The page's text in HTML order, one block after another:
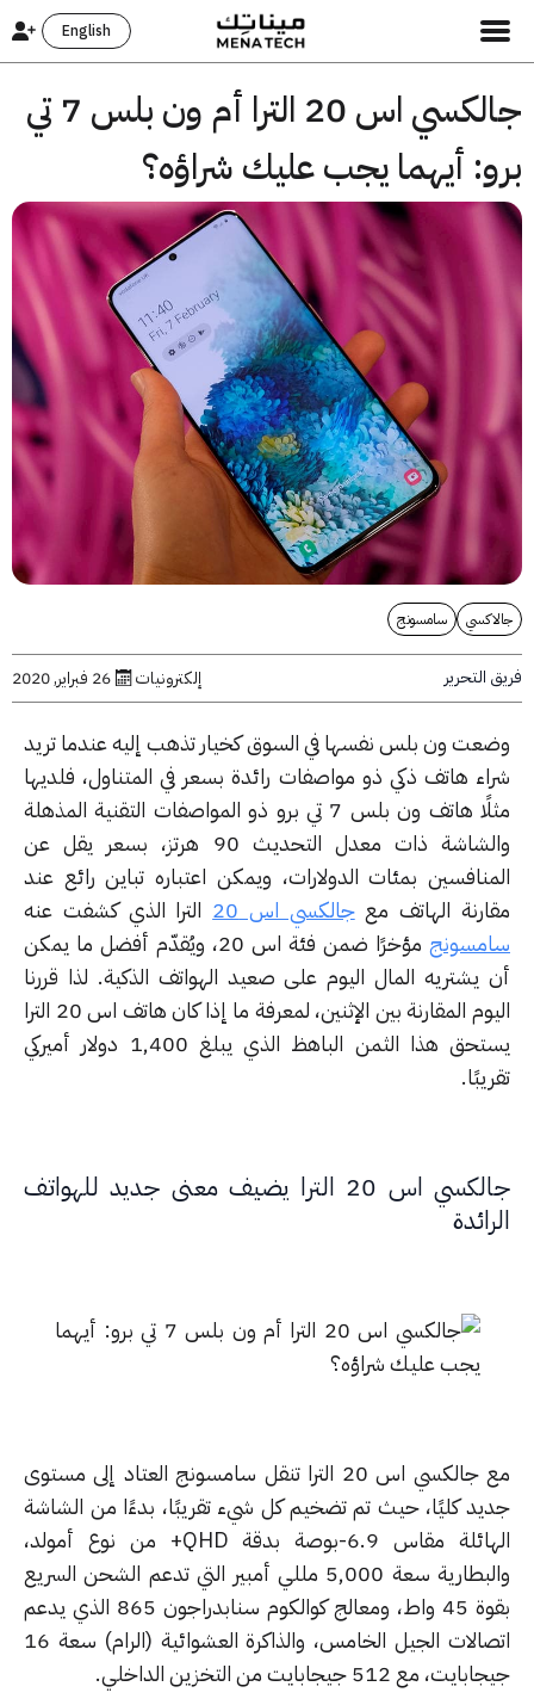
English
جالكسي اس 20 الترا أم ون بلس 7 تي
أيهما يجب عليك شراؤه؟
سامسونج
إلكترونيات 26 فبراير, 2020
ون بلس نفسها في السوق كخيار تذهب إليه عندما تريد
هاتف ذكي ذو مواصفات رائدة بسعر في المتناول، فلديها
مثلًا هاتف ون بلس 7 تي برو ذو المواصفات التقنية المذهلة
والشاشة ذات معدل التحديث 90 هرتز، بسعر يقل عن
بمئات الدولارات، ويمكن اعتباره تباين رائع عند
الهاتف مع جالكسي اس 20
الترا الذي كشفت عنه
مؤخرًا ضمن فئة اس 20، ويُقدّم أفضل ما يمكن
يشتريه المال اليوم على صعيد الهواتف الذكية. لذا قررنا
اليوم المقارنة بين الإثنين، لمعرفة ما إذا كان هاتف اس 20 الترا
يستحق هذا الثمن الباهظ الذي يبلغ 1,400 دولار أميركي
جالكسي اس 20 الترا يضيف معنى جديد للهواتف
مع جالكسي اس 20 الترا تنقل سامسونج العتاد إلى مستوى
كليًا، حيث تم تضخيم كل شيء تقريبًا، بدءًا من الشاشة
الهائلة مقاس 6.9-بوصة بدقة QHD+ من نوع أمولد،
والبطارية سعة 5,000 مللي أمبير التي تدعم الشحن السريع
بقوة 45 واط، ومعالج كوالكوم سنابدراجون 865 الذي يدعم
اتصالات الجيل الخامس، والذاكرة العشوائية (الرام) سعة 16
مع 512 جيجابايت من التخزين الداخلي.